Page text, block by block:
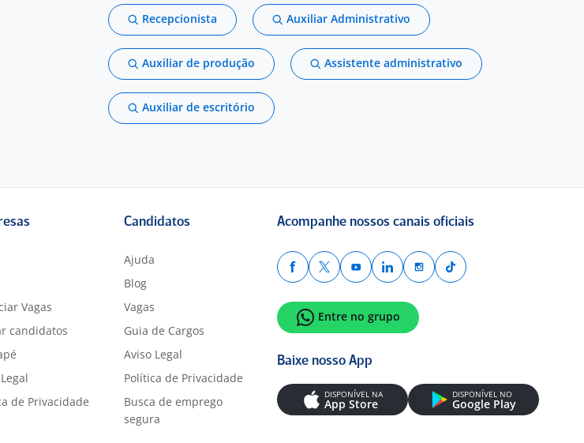
Recepcionista Auxiliar Administrativo
Auxiliar de produção Assistente administrativo
Auxiliar de escritório
Vagas
candidatos
de Privacidade
Candidatos
Ajuda
Blog
Vagas
Guia de Cargos
Aviso Legal
Política de Privacidade
Busca de emprego
segura
Acompanhe nossos canais oficiais
Entre no grupo
Baixe nosso App
DISPONÍVEL NA
App Store
DISPONÍVEL NO
Google Play